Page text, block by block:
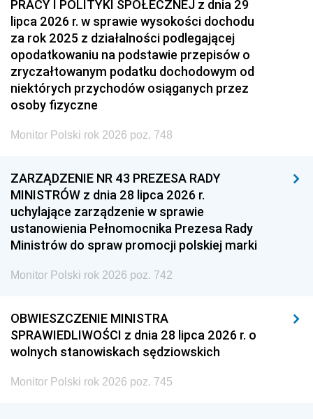
PRACY I POLITYKI SPOŁECZNEJ z dnia 29
lipca 2026 r. w sprawie wysokości dochodu
za rok 2025 z działalności podlegającej
opodatkowaniu na podstawie przepisów o
zryczałtowanym podatku dochodowym od
niektórych przychodów osiąganych przez
osoby fizyczne
Monitor Polski rok 2026 poz. 748
ZARZĄDZENIE NR 43 PREZESA RADY
MINISTRÓW z dnia 28 lipca 2026 r.
uchylające zarządzenie w sprawie
ustanowienia Pełnomocnika Prezesa Rady
Ministrów do spraw promocji polskiej marki
Monitor Polski rok 2026 poz. 742
OBWIESZCZENIE MINISTRA
SPRAWIEDLIWOŚCI z dnia 28 lipca 2026 r. o
wolnych stanowiskach sędziowskich
Monitor Polski rok 2026 poz. 745